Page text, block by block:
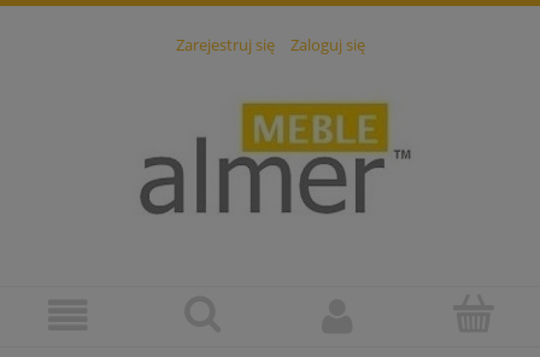
Zarejestruj się Zaloguj się